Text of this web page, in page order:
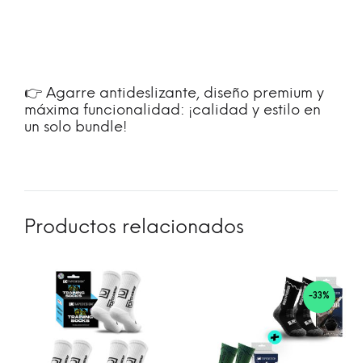
👉 Agarre antideslizante, diseño premium y
máxima funcionalidad: ¡calidad y estilo en
un solo bundle!
Productos relacionados
-33%